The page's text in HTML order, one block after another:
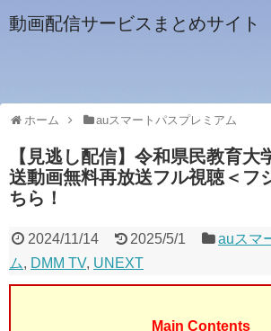
動画配信サービスまとめサイト
ホーム auスマートパスプレミアム
【見逃し配信】令和県民教育大
送動画無料再放送フル視聴＜フ
ちら！
2024/11/14 2025/5/1
auスマ
ム, DMM TV, UNEXT
Main Contents